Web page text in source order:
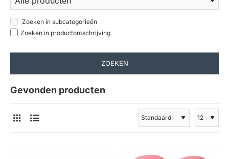
Zoeken in subcategorieën
Zoeken in productomschrijving
ZOEKEN
Gevonden producten